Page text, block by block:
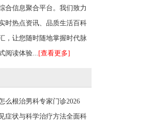
合信息聚合平台。我们致力
时热点资讯、品质生活百科
，让您随时随地掌握时代脉
阅读体验... [查看更多]
么根治男科专家门诊2026
症状与科学治疗方法全面科